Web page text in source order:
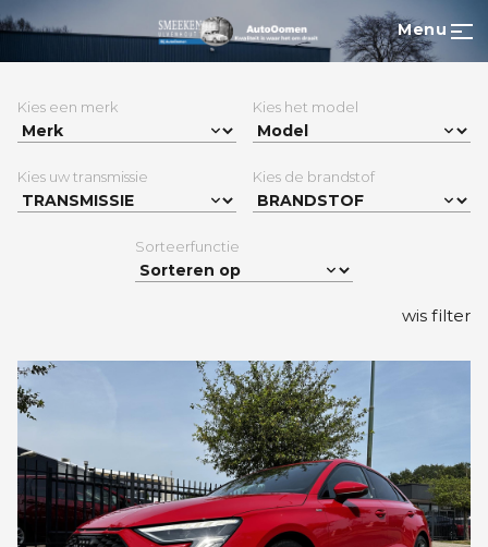
Menu
Kies een merk Kies het model
Kies uw transmissie Kies de brandstof
Sorteerfunctie
wis filter